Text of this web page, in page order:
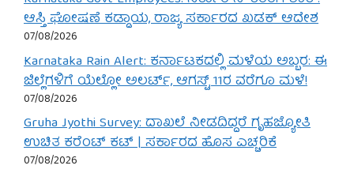
ಆಸ್ತಿ ಘೋಷಣೆ ಕಡ್ಡಾಯ, ರಾಜ್ಯ ಸರ್ಕಾರದ ಖಡಕ್ ಆದೇಶ
07/08/2026
Karnataka Rain Alert: ಕರ್ನಾಟಕದಲ್ಲಿ ಮಳೆಯ ಅಬ್ಬರ: ಈ
ಜಿಲ್ಲೆಗಳಿಗೆ ಯೆಲ್ಲೋ ಅಲರ್ಟ್, ಆಗಸ್ಟ್ 11ರ ವರೆಗೂ ಮಳೆ!
07/08/2026
Gruha Jyothi Survey: ದಾಖಲೆ ನೀಡದಿದ್ದರೆ ಗೃಹಜ್ಯೋತಿ
ಉಚಿತ ಕರೆಂಟ್ ಕಟ್ | ಸರ್ಕಾರದ ಹೊಸ ಎಚ್ಚರಿಕೆ
07/08/2026